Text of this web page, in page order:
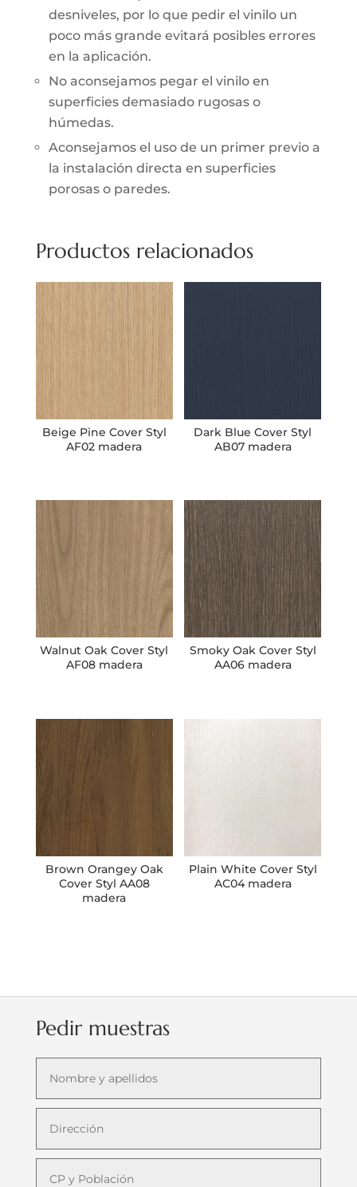
desniveles, por lo que pedir el vinilo un
poco más grande evitará posibles errores
en la aplicación.
No aconsejamos pegar el vinilo en
superficies demasiado rugosas o
húmedas.
Aconsejamos el uso de un primer previo a
la instalación directa en superficies
porosas o paredes.
Productos relacionados
Beige Pine Cover Styl
AF02 madera
Dark Blue Cover Styl
AB07 madera
Walnut Oak Cover Styl
AF08 madera
Smoky Oak Cover Styl
AA06 madera
Brown Orangey Oak
Cover Styl AA08
madera
Plain White Cover Styl
AC04 madera
Pedir muestras